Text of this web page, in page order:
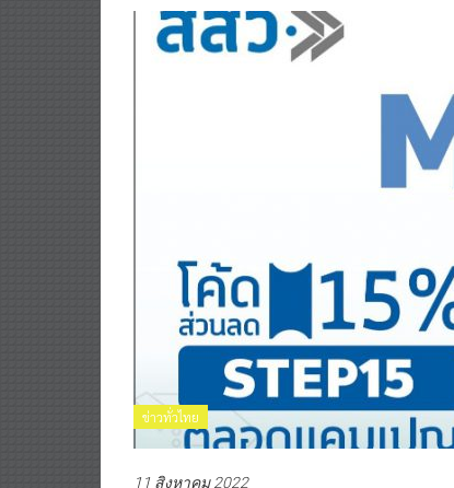
ข่าวทั่วไทย
11 สิงหาคม 2022